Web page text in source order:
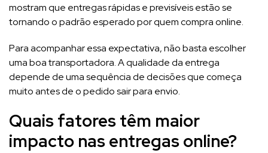
mostram que entregas rápidas e previsíveis estão se
tornando o padrão esperado por quem compra online.
Para acompanhar essa expectativa, não basta escolher
uma boa transportadora. A qualidade da entrega
depende de uma sequência de decisões que começa
muito antes de o pedido sair para envio.
Quais fatores têm maior
impacto nas entregas online?